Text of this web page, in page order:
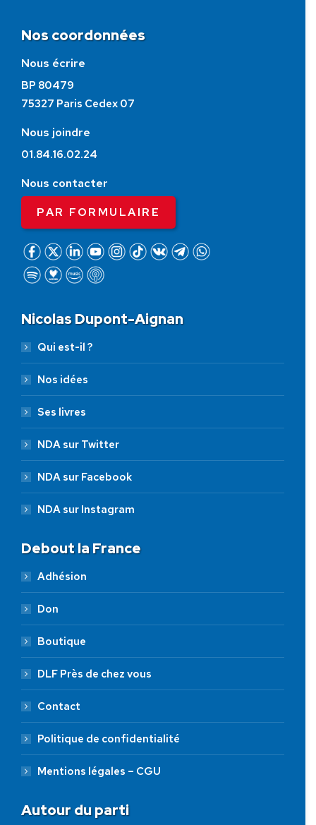
Nos coordonnées
Nous écrire
BP 80479
75327 Paris Cedex 07
Nous joindre
01.84.16.02.24
Nous contacter
PAR FORMULAIRE
Nicolas Dupont-Aignan
Qui est-il ?
Nos idées
Ses livres
NDA sur Twitter
NDA sur Facebook
NDA sur Instagram
Debout la France
Adhésion
Don
Boutique
DLF Près de chez vous
Contact
Politique de confidentialité
Mentions légales – CGU
Autour du parti